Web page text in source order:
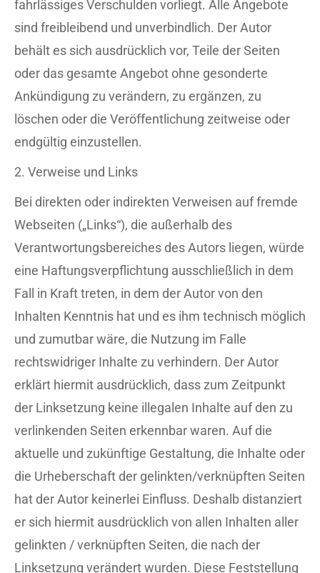
fahrlässiges Verschulden vorliegt. Alle Angebote
sind freibleibend und unverbindlich. Der Autor
behält es sich ausdrücklich vor, Teile der Seiten
oder das gesamte Angebot ohne gesonderte
Ankündigung zu verändern, zu ergänzen, zu
löschen oder die Veröffentlichung zeitweise oder
endgültig einzustellen.
2. Verweise und Links
Bei direkten oder indirekten Verweisen auf fremde
Webseiten („Links“), die außerhalb des
Verantwortungsbereiches des Autors liegen, würde
eine Haftungsverpflichtung ausschließlich in dem
Fall in Kraft treten, in dem der Autor von den
Inhalten Kenntnis hat und es ihm technisch möglich
und zumutbar wäre, die Nutzung im Falle
rechtswidriger Inhalte zu verhindern. Der Autor
erklärt hiermit ausdrücklich, dass zum Zeitpunkt
der Linksetzung keine illegalen Inhalte auf den zu
verlinkenden Seiten erkennbar waren. Auf die
aktuelle und zukünftige Gestaltung, die Inhalte oder
die Urheberschaft der gelinkten/verknüpften Seiten
hat der Autor keinerlei Einfluss. Deshalb distanziert
er sich hiermit ausdrücklich von allen Inhalten aller
gelinkten / verknüpften Seiten, die nach der
Linksetzung verändert wurden. Diese Feststellung